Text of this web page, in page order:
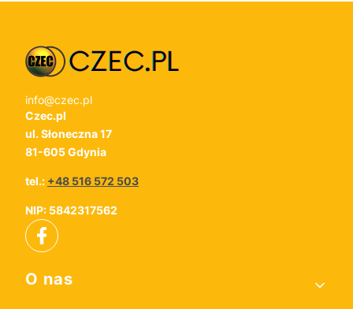
info@czec.pl
Czec.pl
ul. Słoneczna 17
81-605 Gdynia
tel.: +48 516 572 503
NIP: 5842317562
Linki w stopce
O nas